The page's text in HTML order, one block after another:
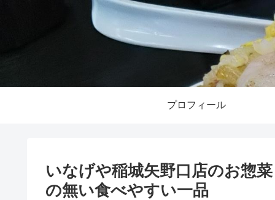
プロフィール
いなげや稲城矢野口店のお惣
の無い食べやすい一品